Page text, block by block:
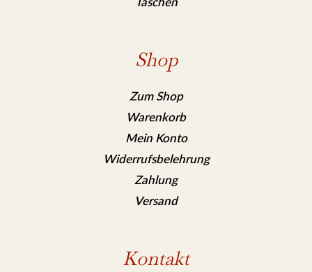
Shop
Zum Shop
Warenkorb
Mein Konto
Widerrufsbelehrung
Zahlung
Versand
Kontakt